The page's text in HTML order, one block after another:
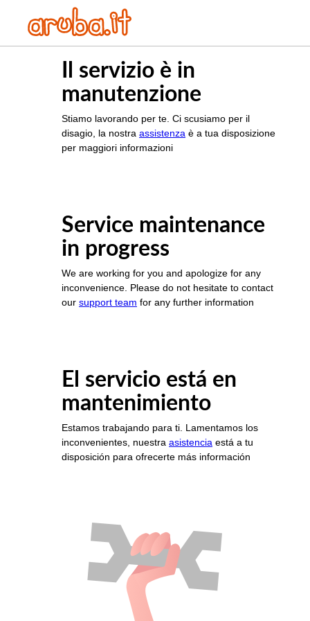
Il servizio è in
manutenzione
Stiamo lavorando per te. Ci scusiamo per il
disagio, la nostra assistenza è a tua disposizione
per maggiori informazioni
Service maintenance
in progress
We are working for you and apologize for any
inconvenience. Please do not hesitate to contact
our support team for any further information
El servicio está en
mantenimiento
Estamos trabajando para ti. Lamentamos los
inconvenientes, nuestra asistencia está a tu
disposición para ofrecerte más información